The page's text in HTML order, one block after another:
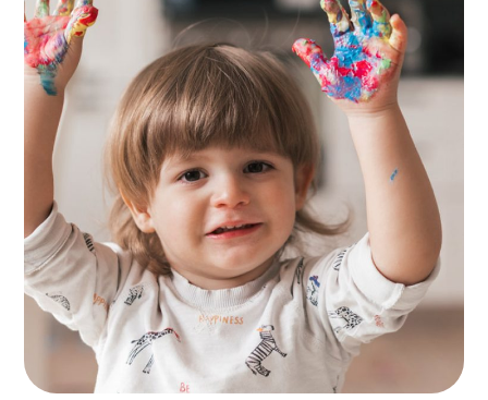
Painting for Kids
ACTIVITES